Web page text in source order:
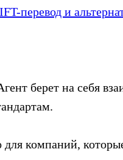
перевод и
берет на себя
компаний,